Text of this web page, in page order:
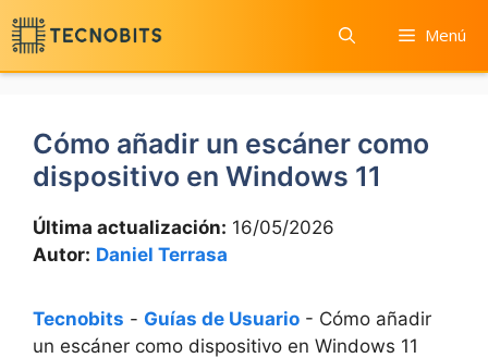
Saltar
al
contenido
Menú
Cómo añadir un escáner como
dispositivo en Windows 11
Última actualización: 16/05/2026
Autor: Daniel Terrasa
Tecnobits - Guías de Usuario - Cómo añadir
un escáner como dispositivo en Windows 11